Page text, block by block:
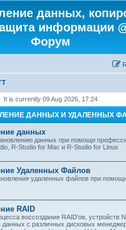
данных,
информации
Форум
It is currently 09 Aug 2026, 17:24
ДАННЫХ И УДАЛЕННЫХ
данных
данных при помощи
R-Studio for Mac и R-Studio for Linux
Удаленных Файлов
удаленных файлов при
RAID
воссоздания RAID'ов, устройств
данных с различных дисковых